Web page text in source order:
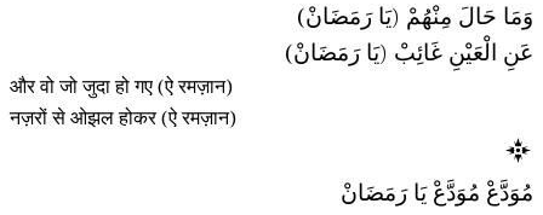
وَمَا حَالَ مِنْهُمْ (يَا رَمَضَانْ)
عَنِ الْعَيْنِ غَائِبْ (يَا رَمَضَانْ)
और वो जो जुदा हो गए (ऐ रमज़ान)
नज़रों से ओझल होकर (ऐ रमज़ान)
مُوَدَّعْ مُوَدَّعْ يَا رَمَضَانْ